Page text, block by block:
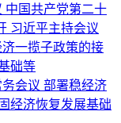
中国共产党第二十
习近平主持会议
一揽子政策的接
础等
会议 部署稳经济
经济恢复发展基础